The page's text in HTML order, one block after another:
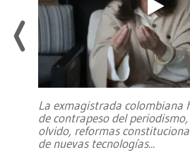
La exmagistrada colombiana
de contrapeso del
olvido, reformas
de nuevas tecnologías...